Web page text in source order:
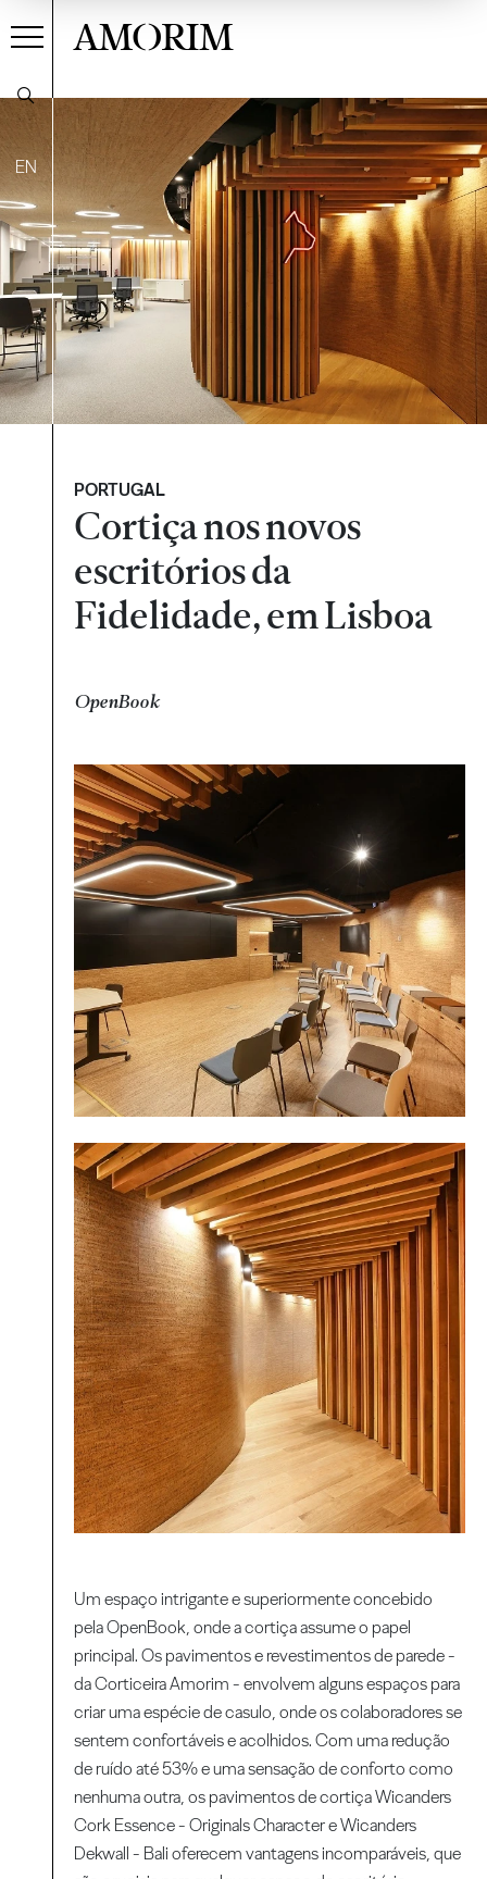
EN
AMORIM
PORTUGAL
Cortiça nos novos
escritórios da
Fidelidade, em Lisboa
OpenBook
Um espaço intrigante e superiormente concebido
pela OpenBook, onde a cortiça assume o papel
principal. Os pavimentos e revestimentos de parede -
da Corticeira Amorim - envolvem alguns espaços para
criar uma espécie de casulo, onde os colaboradores se
sentem confortáveis e acolhidos. Com uma redução
de ruído até 53% e uma sensação de conforto como
nenhuma outra, os pavimentos de cortiça Wicanders
Cork Essence - Originals Character e Wicanders
Dekwall - Bali oferecem vantagens incomparáveis, que